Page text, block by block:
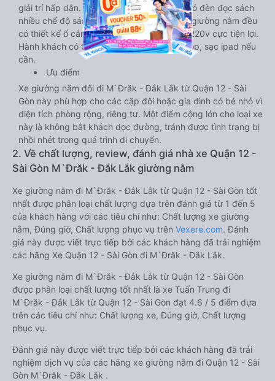
giải trí hấp dẫn. Trong phòng có tai nghe, có đèn đọc sách
nhiều chế độ sáng, wifi tốc độ cao. Tại mỗi giường nằm đều
có thiết kế ổ cắm sạc đa năng nguồn điện 220v cực tiện lợi.
Hành khách có thể sạc điện thoại, sạc laptop, sạc ipad nếu
cần.
Ưu điểm
Xe giường nằm đôi đi M`Đrăk - Đắk Lắk từ Quận 12 - Sài
Gòn này phù hợp cho các cặp đôi hoặc gia đình có bé nhỏ vì
diện tích phòng rộng, riêng tư. Một điểm cộng lớn cho loại xe
này là không bắt khách dọc đường, tránh được tình trạng bị
nhồi nhét trong quá trình di chuyển.
2. Về chất lượng, review, đánh giá nhà xe Quận 12 -
Sài Gòn M`Đrăk - Đắk Lắk giường nằm
Xe giường nằm đi M`Đrăk - Đắk Lắk từ Quận 12 - Sài Gòn tốt
nhất được phân loại chất lượng dựa trên đánh giá từ 1 đến 5
của khách hàng với các tiêu chí như: Chất lượng xe giường
nằm, Đúng giờ, Chất lượng phục vụ trên Vexere.com. Đánh
giá này được viết trực tiếp bởi các khách hàng đã trải nghiệm
các hãng Xe Quận 12 - Sài Gòn đi M`Đrăk - Đắk Lắk.
Xe giường nằm đi M`Đrăk - Đắk Lắk từ Quận 12 - Sài Gòn
được phân loại chất lượng tốt nhất là xe Tuấn Trung đi
M`Đrăk - Đắk Lắk từ Quận 12 - Sài Gòn đạt 4.6 / 5 điểm dựa
trên các tiêu chí như: Chất lượng xe, Đúng giờ, Chất lượng
phục vụ.
Đánh giá này được viết trực tiếp bởi các khách hàng đã trải
nghiệm dịch vụ của các hãng xe giường nằm đi Quận 12 - Sài
Gòn M`Đrăk - Đắk Lắk .